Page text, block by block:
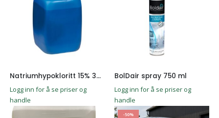
Natriumhypokloritt 15% 30kg
Logg inn for å se priser og
handle
BolDair spray 750 ml
Logg inn for å se priser og
handle
-50%